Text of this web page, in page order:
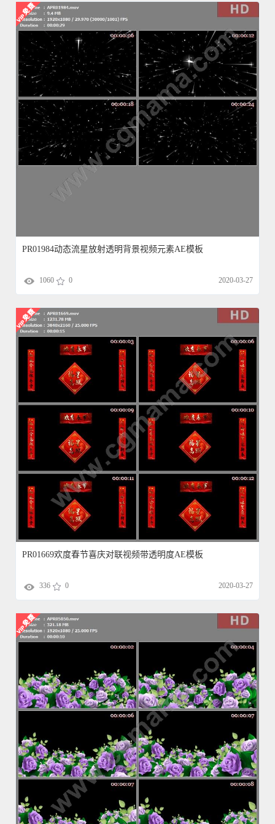
PR01984动态流星放射透明背景视频元素AE模板
1060 0 2020-03-27
PR01669欢度春节喜庆对联视频带透明度AE模板
336 0 2020-03-27